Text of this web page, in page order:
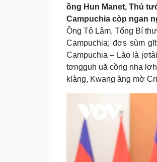
ồng Hun Manet, Thủ
Campuchia còp ngan
Ồng Tô Lâm, Tổng Bí
Campuchia; đơs sùm
Campuchia – Lào là
tơngguh uă cồng nha
klàng, Kwang àng mờ